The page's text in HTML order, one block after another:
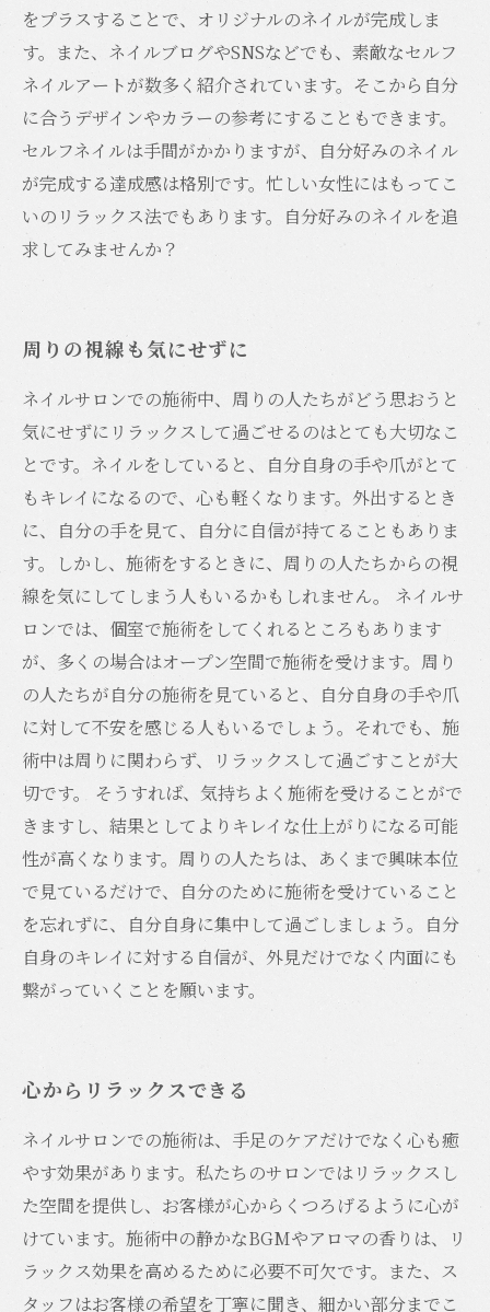
をプラスすることで、オリジナルのネイルが完成しま
す。また、ネイルブログやSNSなどでも、素敵なセルフ
ネイルアートが数多く紹介されています。そこから自分
に合うデザインやカラーの参考にすることもできます。
セルフネイルは手間がかかりますが、自分好みのネイル
が完成する達成感は格別です。忙しい女性にはもってこ
いのリラックス法でもあります。自分好みのネイルを追
求してみませんか？
周りの視線も気にせずに
ネイルサロンでの施術中、周りの人たちがどう思おうと
気にせずにリラックスして過ごせるのはとても大切なこ
とです。ネイルをしていると、自分自身の手や爪がとて
もキレイになるので、心も軽くなります。外出するとき
に、自分の手を見て、自分に自信が持てることもありま
す。しかし、施術をするときに、周りの人たちからの視
線を気にしてしまう人もいるかもしれません。 ネイルサ
ロンでは、個室で施術をしてくれるところもあります
が、多くの場合はオープン空間で施術を受けます。周り
の人たちが自分の施術を見ていると、自分自身の手や爪
に対して不安を感じる人もいるでしょう。それでも、施
術中は周りに関わらず、リラックスして過ごすことが大
切です。 そうすれば、気持ちよく施術を受けることがで
きますし、結果としてよりキレイな仕上がりになる可能
性が高くなります。周りの人たちは、あくまで興味本位
で見ているだけで、自分のために施術を受けていること
を忘れずに、自分自身に集中して過ごしましょう。自分
自身のキレイに対する自信が、外見だけでなく内面にも
繋がっていくことを願います。
心からリラックスできる
ネイルサロンでの施術は、手足のケアだけでなく心も癒
やす効果があります。私たちのサロンではリラックスし
た空間を提供し、お客様が心からくつろげるように心が
けています。施術中の静かなBGMやアロマの香りは、リ
ラックス効果を高めるために必要不可欠です。また、ス
タッフはお客様の希望を丁寧に聞き、細かい部分までこ